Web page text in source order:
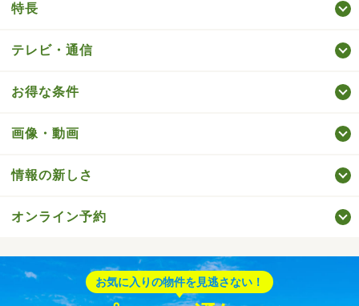
特長
テレビ・通信
お得な条件
画像・動画
情報の新しさ
オンライン予約
お気に入りの物件を見逃さない！